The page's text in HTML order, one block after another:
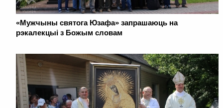
«Мужчыны святога Юзафа» запрашаюць на
рэкалекцыі з Божым словам